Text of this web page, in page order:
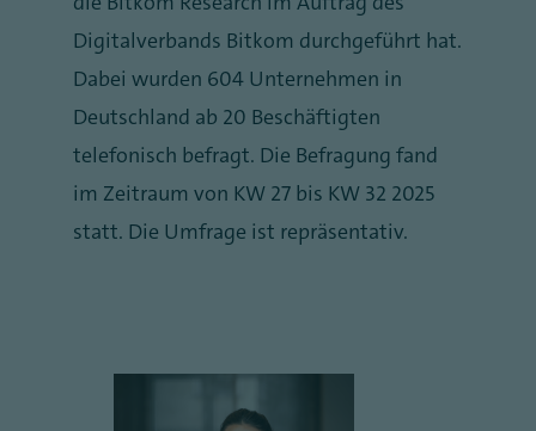
Digitalverbands Bitkom durchgeführt hat.
Dabei wurden 604 Unternehmen in
Deutschland ab 20 Beschäftigten
telefonisch befragt. Die Befragung fand
im Zeitraum von KW 27 bis KW 32 2025
statt. Die Umfrage ist repräsentativ.